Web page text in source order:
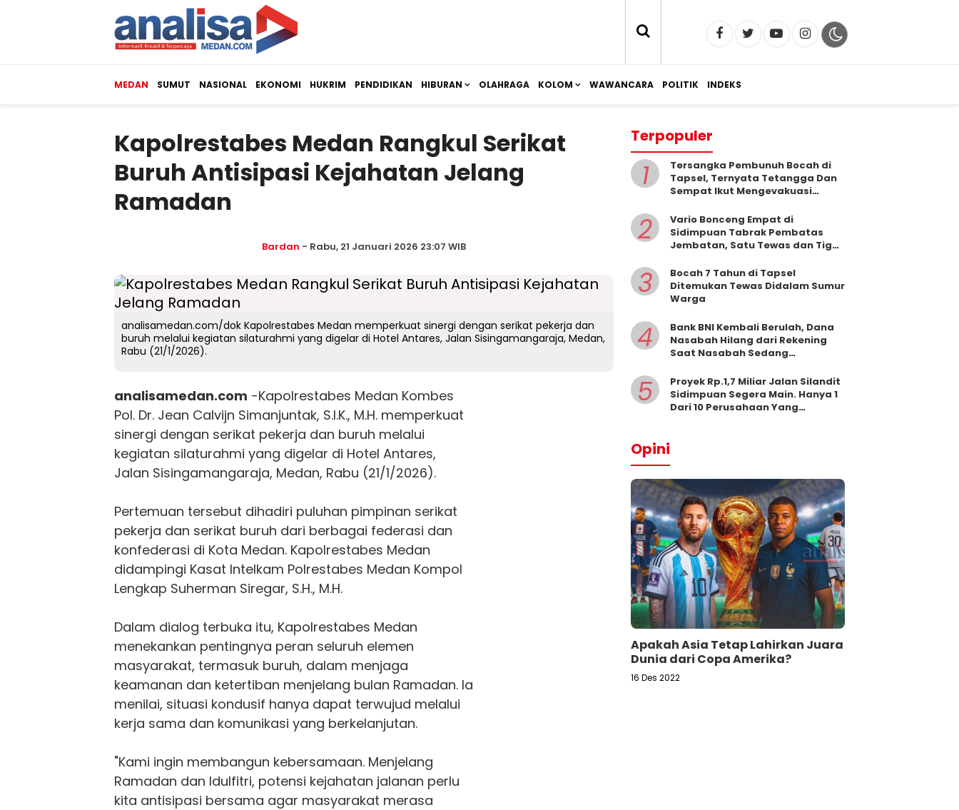
MEDAN SUMUT NASIONAL EKONOMI HUKRIM PENDIDIKAN HIBURAN OLAHRAGA KOLOM WAWANCARA POLITIK INDEKS
Kapolrestabes Medan Rangkul Serikat
Buruh Antisipasi Kejahatan Jelang
Ramadan
Bardan - Rabu, 21 Januari 2026 23:07 WIB
analisamedan.com/dok Kapolrestabes Medan memperkuat sinergi dengan serikat pekerja dan
buruh melalui kegiatan silaturahmi yang digelar di Hotel Antares, Jalan Sisingamangaraja, Medan,
Rabu (21/1/2026).
analisamedan.com -Kapolrestabes Medan Kombes
Pol. Dr. Jean Calvijn Simanjuntak, S.I.K., M.H. memperkuat
sinergi dengan serikat pekerja dan buruh melalui
kegiatan silaturahmi yang digelar di Hotel Antares,
Jalan Sisingamangaraja, Medan, Rabu (21/1/2026).
Pertemuan tersebut dihadiri puluhan pimpinan serikat
pekerja dan serikat buruh dari berbagai federasi dan
konfederasi di Kota Medan. Kapolrestabes Medan
didampingi Kasat Intelkam Polrestabes Medan Kompol
Lengkap Suherman Siregar, S.H., M.H.
Dalam dialog terbuka itu, Kapolrestabes Medan
menekankan pentingnya peran seluruh elemen
masyarakat, termasuk buruh, dalam menjaga
keamanan dan ketertiban menjelang bulan Ramadan. Ia
menilai, situasi kondusif hanya dapat terwujud melalui
kerja sama dan komunikasi yang berkelanjutan.
"Kami ingin membangun kebersamaan. Menjelang
Ramadan dan Idulfitri, potensi kejahatan jalanan perlu
kita antisipasi bersama agar masyarakat merasa
Terpopuler
1
Tersangka Pembunuh Bocah di
Tapsel, Ternyata Tetangga Dan
Sempat Ikut Mengevakuasi
2
Vario Bonceng Empat di
Sidimpuan Tabrak Pembatas
Jembatan, Satu Tewas dan Tiga
3
Bocah 7 Tahun di Tapsel
Ditemukan Tewas Didalam Sumur
Warga
4
Bank BNI Kembali Berulah, Dana
Nasabah Hilang dari Rekening
Saat Nasabah Sedang
5
Proyek Rp.1,7 Miliar Jalan Silandit
Sidimpuan Segera Main. Hanya 1
Dari 10 Perusahaan Yang
Opini
Apakah Asia Tetap Lahirkan Juara
Dunia dari Copa Amerika?
16 Des 2022